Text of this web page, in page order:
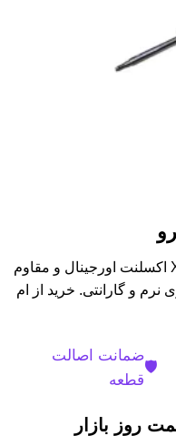
کمک فنر جلو راست X55 پرو/X55/FX اکسلنت اورجینال و مقاوم
و گارانتی. خرید از ام
🛡️
ضمانت اصالت
قطعه
روز بازار